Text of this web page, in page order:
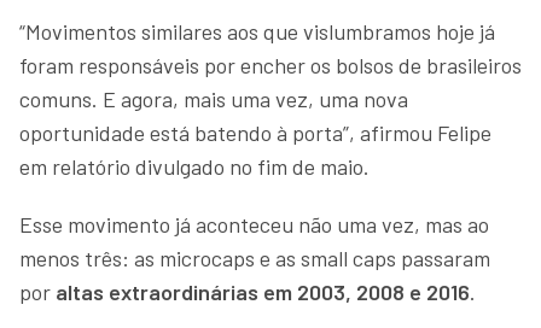
“Movimentos similares aos que vislumbramos hoje já
foram responsáveis por encher os bolsos de brasileiros
comuns. E agora, mais uma vez, uma nova
oportunidade está batendo à porta”, afirmou Felipe
em relatório divulgado no fim de maio.
Esse movimento já aconteceu não uma vez, mas ao
menos três: as microcaps e as small caps passaram
por altas extraordinárias em 2003, 2008 e 2016.